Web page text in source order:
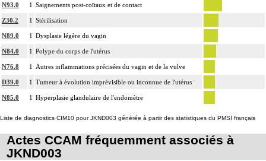
N93.0 1 Saignements post-coïtaux et de contact
Z30.2 1 Stérilisation
N89.0 1 Dysplasie légère du vagin
N84.0 1 Polype du corps de l'utérus
N76.8 1 Autres inflammations précisées du vagin et de la vulve
D39.0 1 Tumeur à évolution imprévisible ou inconnue de l'utérus
N85.0 1 Hyperplasie glandulaire de l'endomètre
Liste de diagnostics CIM10 pour JKND003 générée à partir des statistiques du PMSI français
Actes CCAM fréquemment associés à
JKND003